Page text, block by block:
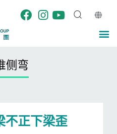
侧弯​
不正下梁歪